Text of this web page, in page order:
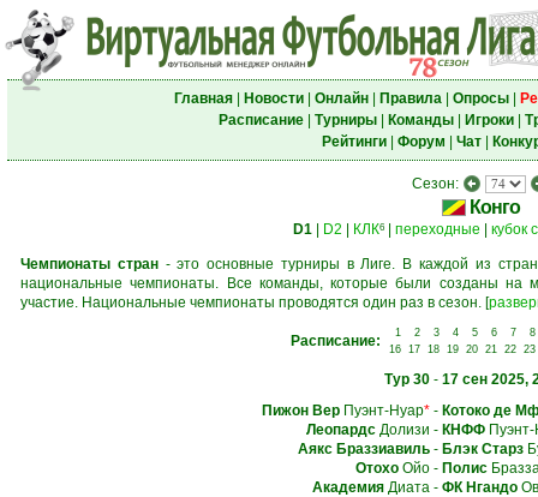
Главная| Новости| Онлайн| Правила| Опросы|
Расписание| Турниры| Команды| Игроки|
Рейтинги| Форум Чат|
Сезон:
Конго
D1 D2 КЛК6 переходные кубок
Чемпионаты стран- это основные турниры в Лиге. В каждой из
национальные чемпионаты. Все команды, которые были созданы на
участие. Национальные чемпионаты проводятся один раз в сезон. [
Расписание: 1 2 3 4 5 6 7
8
16
17 18 19 20 21 22 23
Тур 30- 17 сен 2025,
Пижон ВерПуэнт-Нуар*- Котоко де
ЛеопардсДолизи - КНФФПуэнт-
Аякс Браззиавиль- Блэк Старз
ОтохоОйо- Полис
АкадемияДиата- ФК Нгандо